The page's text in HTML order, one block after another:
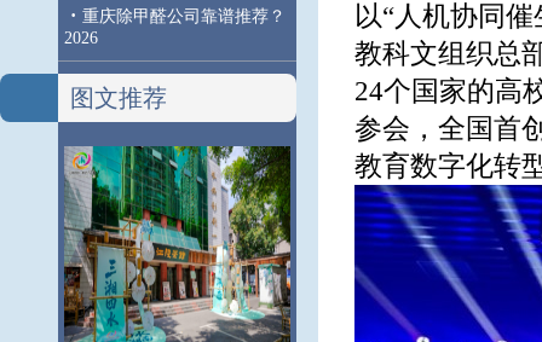
· 重庆除甲醛公司靠谱推荐？
2026
图文推荐
以“人机协同
教科文组织总
24个国家的高
参会，全国首
教育数字化转